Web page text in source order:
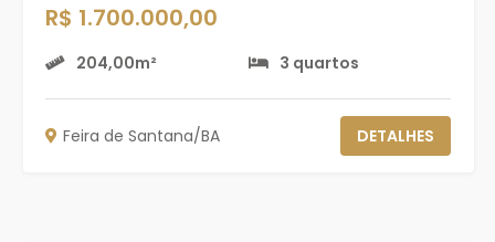
R$ 1.700.000,00
204,00m² 3 quartos
Feira de Santana/BA DETALHES